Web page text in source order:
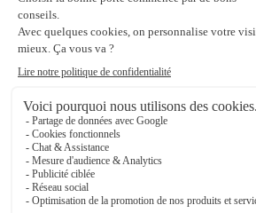
Service Après-Vente
BESOIN D'INFORMATIONS ? NOS
SUIVEZ-NOUS SUR LES